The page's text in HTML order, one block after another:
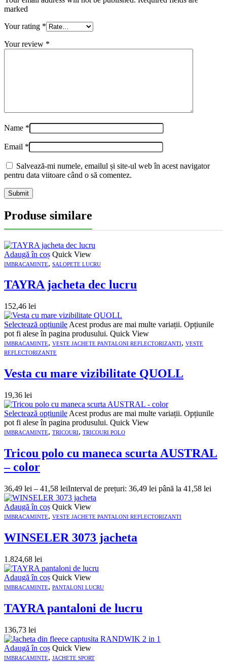
marked
Your rating *
Your review *
Name *
Email *
Salvează-mi numele, emailul și site-ul web în acest navigator
pentru data viitoare când o să comentez.
Produse similare
Adaugă în coș Quick View
IMBRACAMINTE, SALOPETE LUCRU
TAYRA jacheta dec lucru
152,46 lei
Selectează opțiunile Acest produs are mai multe variații. Opțiunile
pot fi alese în pagina produsului. Quick View
IMBRACAMINTE, VESTE JACHETE PANTALONI REFLECTORIZANTI, VESTE
REFLECTORIZANTE
Vesta cu mare vizibilitate QUOLL
19,36 lei
Selectează opțiunile Acest produs are mai multe variații. Opțiunile
pot fi alese în pagina produsului. Quick View
IMBRACAMINTE, TRICOURI, TRICOURI POLO
Tricou polo cu maneca scurta AUSTRAL
– color
36,49 lei – 41,58 leiInterval de prețuri: 36,49 lei până la 41,58 lei
Adaugă în coș Quick View
IMBRACAMINTE, VESTE JACHETE PANTALONI REFLECTORIZANTI
WINSELER 3073 jacheta
1.824,68 lei
Adaugă în coș Quick View
IMBRACAMINTE, PANTALONI LUCRU
TAYRA pantaloni de lucru
136,73 lei
Adaugă în coș Quick View
IMBRACAMINTE, JACHETE SPORT